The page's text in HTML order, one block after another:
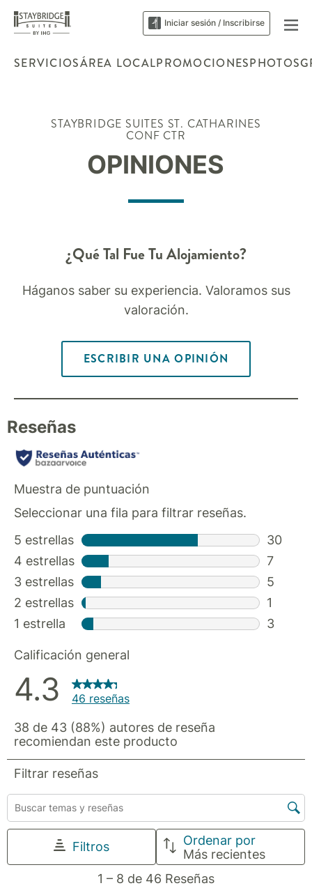
Iniciar sesión / Inscribirse
SERVICIOSÁREA LOCALPROMOCIONESPHOTOS
STAYBRIDGE SUITES ST. CATHARINES
CONF CTR
OPINIONES
¿Qué Tal Fue Tu Alojamiento?
Háganos saber su experiencia. Valoramos sus
valoración.
ESCRIBIR UNA OPINIÓN